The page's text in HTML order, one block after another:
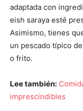
adaptada con
eish saraya esté
Asimismo, tienes
un pescado típico
o frito.
Lee también:
imprescindibles